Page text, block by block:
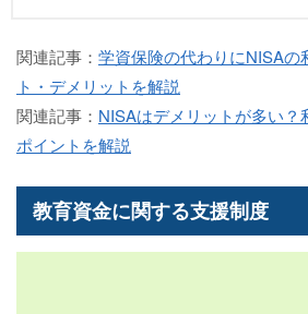
関連記事： 学資保険の代わりにNISAの
ト・デメリットを解説
関連記事： NISAはデメリットが多い
ポイントを解説
教育資金に関する支援制度